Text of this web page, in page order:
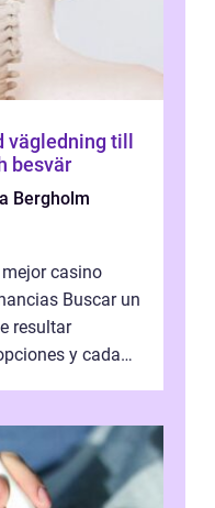
besvär
Bergholm
casino
Buscar un
resultar
y cada